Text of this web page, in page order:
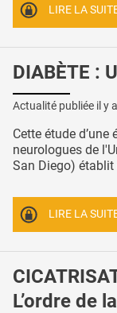
LIRE LA
DIABÈTE :
Actualité publiée il y a
Cette étude d’une
neurologues de
San Diego) établit
LIRE LA
L’ordre de